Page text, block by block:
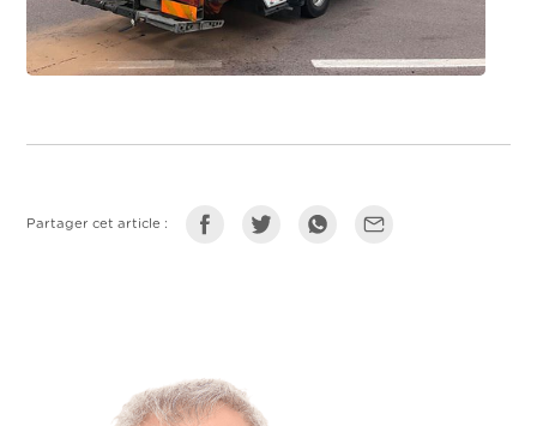
Partager cet article :